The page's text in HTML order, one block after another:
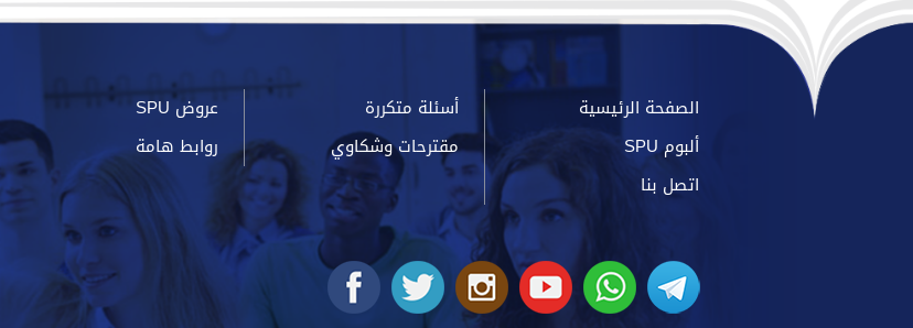
الصفحة الرئيسية أسئلة متكررة
عروض SPU
ألبوم SPU
مقترحات وشكاوي
روابط هامة
اتصل بنا